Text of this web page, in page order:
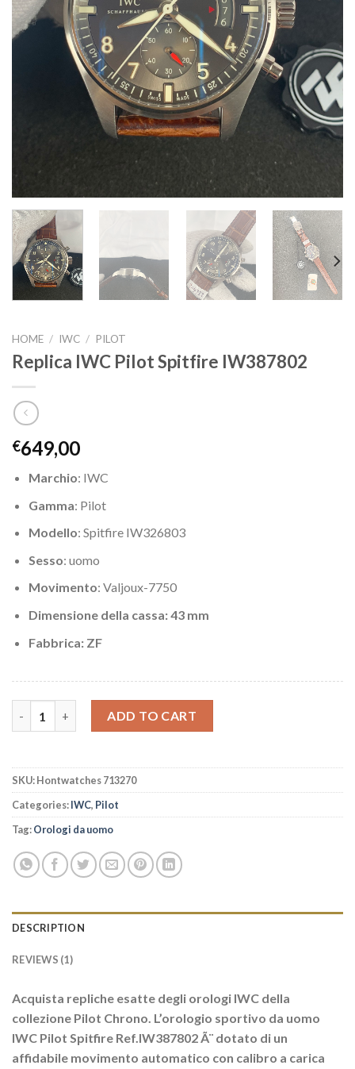
HOME / IWC / PILOT
Replica IWC Pilot Spitfire IW387802
€649,00
Marchio: IWC
Gamma: Pilot
Modello: Spitfire IW326803
Sesso: uomo
Movimento: Valjoux-7750
Dimensione della cassa: 43 mm
Fabbrica: ZF
ADD TO CART
SKU:Hontwatches 713270
Categories:IWC, Pilot
Tag:Orologi da uomo
DESCRIPTION
REVIEWS (1)
Acquista repliche esatte degli orologi IWC della
collezione Pilot Chrono. L’orologio sportivo da uomo
IWC Pilot Spitfire Ref.IW387802 Ã¨ dotato di un
affidabile movimento automatico con calibro a carica